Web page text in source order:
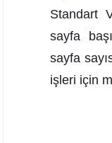
Standart
sayfa
sayfa
işleri için